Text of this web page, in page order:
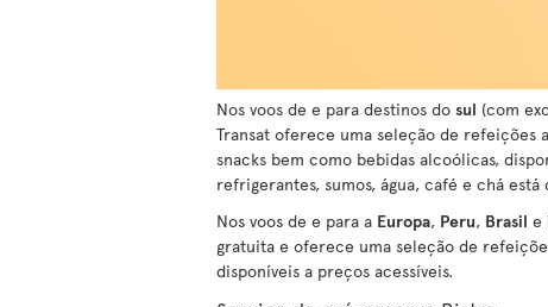
Nos voos de e para destinos do sul (com
Transat oferece uma seleção de
snacks bem como bebidas alcoólicas,
refrigerantes, sumos, água, café e chá
Nos voos de e para a Europa, Peru, Brasil e
gratuita e oferece uma seleção de
disponíveis a preços acessíveis.